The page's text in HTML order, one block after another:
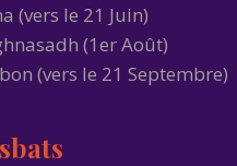
(vers le 21 Juin)
(1er Août)
(vers le 21 Septembre)